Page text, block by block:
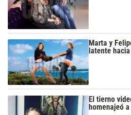
Marta y
latente
El tierno
homenajeó